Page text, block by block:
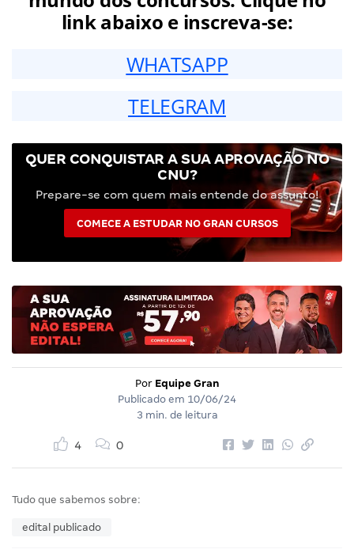
link abaixo e inscreva-se:
WHATSAPP
TELEGRAM
QUER CONQUISTAR A SUA APROVAÇÃO NO
CNU?
Prepare-se com quem mais entende do assunto!
COMECE A ESTUDAR NO GRAN CURSOS
Por Equipe Gran
Publicado em 10/06/24
3 min. de leitura
4 0
Tudo que sabemos sobre:
edital publicado